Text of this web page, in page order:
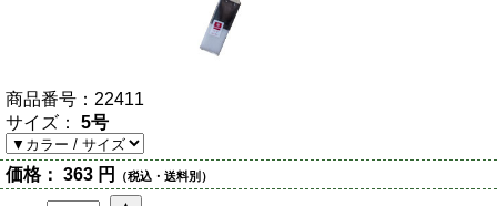
商品番号： 22411
サイズ： 5号
価格： 363 円 （税込・送料別）